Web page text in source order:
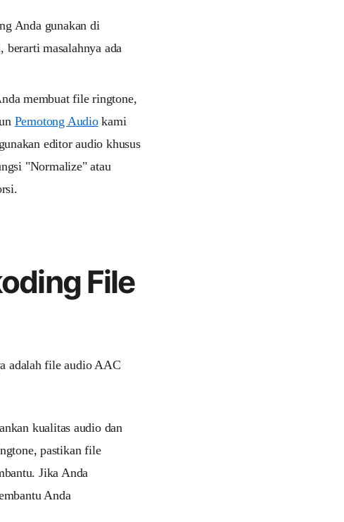
Anda gunakan di
berarti masalahnya ada
membuat file ringtone,
Pemotong Audiokami
editor audio khusus
"Normalize" atau
File
adalah file audio AAC
kualitas audio dan
pastikan file
Jika Anda
Anda